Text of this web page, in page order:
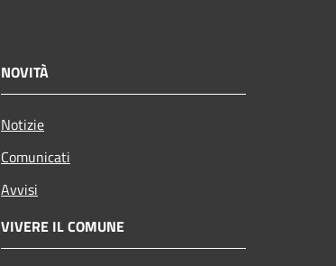
NOVITÀ
Notizie
Comunicati
Avvisi
VIVERE IL COMUNE